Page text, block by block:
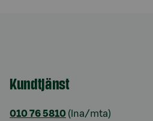
Kundtjänst
010 76 5810 (lna/mta)